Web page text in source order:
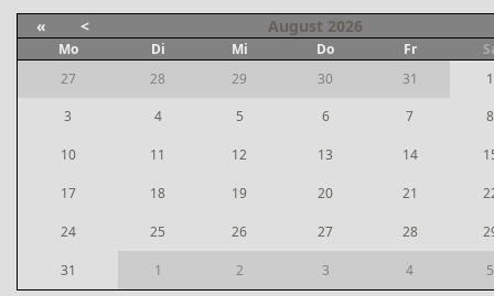
« < August 2026
Mo Di Mi Do Fr
27
28 29 30 31
1
3
4 5 6 7 8
10 11 12 13 14
17 18 19 20 21
24 25 26 27 28
31 1 2 3 4 5